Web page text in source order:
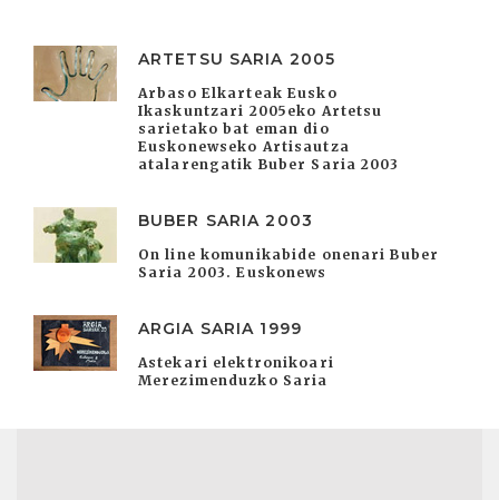
ARTETSU SARIA 2005
Arbaso Elkarteak Eusko
Ikaskuntzari 2005eko Artetsu
sarietako bat eman dio
Euskonewseko Artisautza
atalarengatik Buber Saria 2003
BUBER SARIA 2003
On line komunikabide onenari Buber
Saria 2003. Euskonews
ARGIA SARIA 1999
Astekari elektronikoari
Merezimenduzko Saria